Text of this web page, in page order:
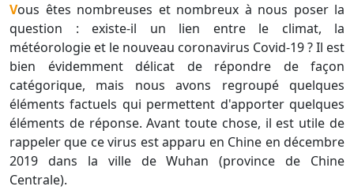
Vous êtes nombreuses et nombreux à nous poser la
question : existe-il un lien entre le climat, la
météorologie et le nouveau coronavirus Covid-19 ? Il est
bien évidemment délicat de répondre de façon
catégorique, mais nous avons regroupé quelques
éléments factuels qui permettent d'apporter quelques
éléments de réponse. Avant toute chose, il est utile de
rappeler que ce virus est apparu en Chine en décembre
2019 dans la ville de Wuhan (province de Chine
Centrale).